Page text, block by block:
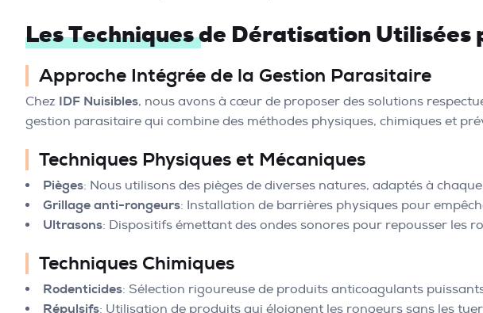
Les Techniques de Dératisation Utilisées
Approche Intégrée de la Gestion Parasitaire
Chez IDF Nuisibles, nous avons à cœur de proposer des solutions
gestion parasitaire qui combine des méthodes physiques, chimiques et
Techniques Physiques et Mécaniques
Pièges: Nous utilisons des pièges de diverses natures, adaptés à
Grillage anti-rongeurs: Installation de barrières physiques pour
Ultrasons: Dispositifs émettant des ondes sonores pour repousser les
Techniques Chimiques
Rodenticides: Sélection rigoureuse de produits anticoagulants
Répulsifs: Utilisation de produits qui éloignent les rongeurs sans les